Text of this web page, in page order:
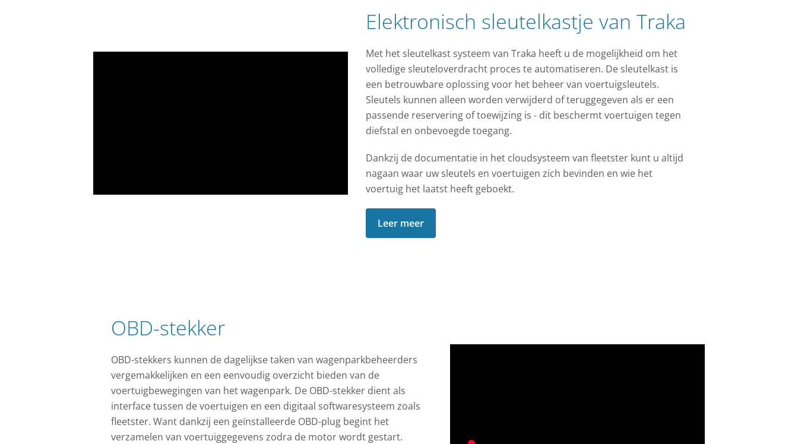
Elektronisch sleutelkastje van Traka
Met het sleutelkast systeem van Traka heeft u de mogelijkheid om het
volledige sleuteloverdracht proces te automatiseren. De sleutelkast is
een betrouwbare oplossing voor het beheer van voertuigsleutels.
Sleutels kunnen alleen worden verwijderd of teruggegeven als er een
passende reservering of toewijzing is - dit beschermt voertuigen tegen
diefstal en onbevoegde toegang.
Dankzij de documentatie in het cloudsysteem van fleetster kunt u altijd
nagaan waar uw sleutels en voertuigen zich bevinden en wie het
voertuig het laatst heeft geboekt.
Leer meer
OBD-stekker
OBD-stekkers kunnen de dagelijkse taken van wagenparkbeheerders
vergemakkelijken en een eenvoudig overzicht bieden van de
voertuigbewegingen van het wagenpark. De OBD-stekker dient als
interface tussen de voertuigen en een digitaal softwaresysteem zoals
fleetster. Want dankzij een geïnstalleerde OBD-plug begint het
verzamelen van voertuiggegevens zodra de motor wordt gestart.